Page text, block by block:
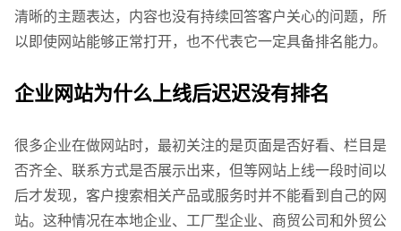
清晰的主题表达，内容也没有持续回答客户关心的问题，所
以即使网站能够正常打开，也不代表它一定具备排名能力。
企业网站为什么上线后迟迟没有排名
很多企业在做网站时，最初关注的是页面是否好看、栏目是
否齐全、联系方式是否展示出来，但等网站上线一段时间以
后才发现，客户搜索相关产品或服务时并不能看到自己的网
站。这种情况在本地企业、工厂型企业、商贸公司和外贸公